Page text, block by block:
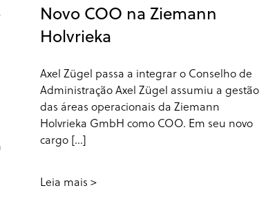
Novo COO na Ziemann
Holvrieka
Axel Zügel passa a integrar o Conselho de
Administração Axel Zügel assumiu a gestão
das áreas operacionais da Ziemann
Holvrieka GmbH como COO. Em seu novo
cargo [...]
Leia mais